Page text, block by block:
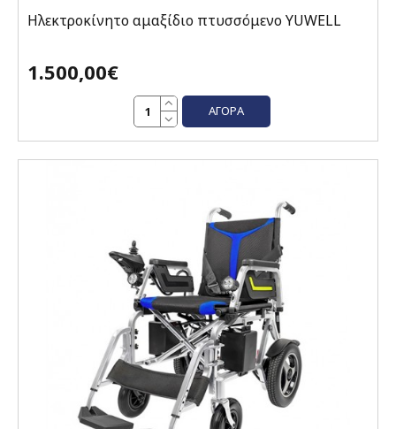
Ηλεκτροκίνητο αμαξίδιο πτυσσόμενο YUWELL
1.500,00€
ΑΓΟΡΆ